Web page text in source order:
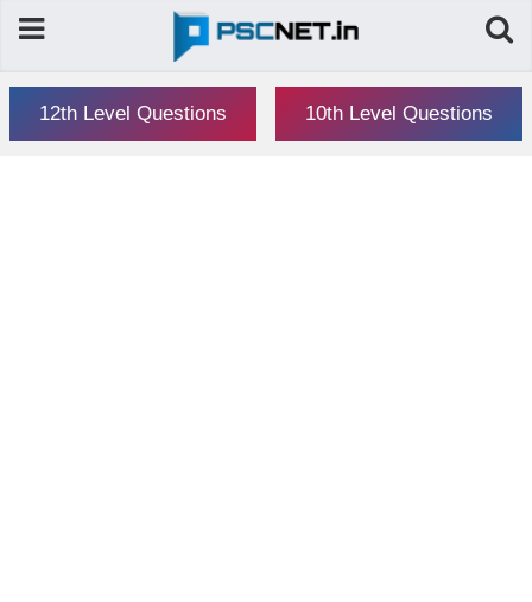
12th Level Questions 10th Level Questions